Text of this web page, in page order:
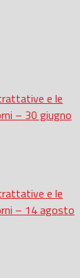
e le
– 30 giugno
e le
– 14 agosto